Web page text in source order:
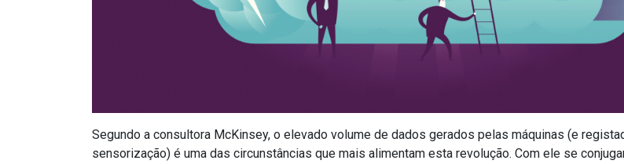
Segundo a consultora McKinsey, o elevado volume de dados gerados pelas máquinas (e
sensorização) é uma das circunstâncias que mais alimentam esta revolução. Com ele se